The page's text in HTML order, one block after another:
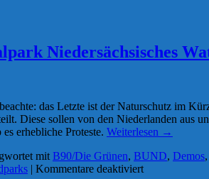
Niedersächsisches
das Letzte ist der Naturschutz im
Diese sollen von den Niederlanden aus
erhebliche Proteste. Weiterlesen →
mit B90/Die Grünen, BUND, Demos
| Kommentare deaktiviertfür